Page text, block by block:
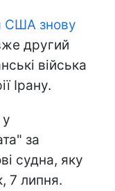
США знову
другий
війська
Ірану.
за
судна, яку
7 липня.